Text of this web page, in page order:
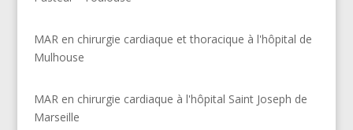
MAR en chirurgie cardiaque et thoracique à l'hôpital de
Mulhouse
MAR en chirurgie cardiaque à l'hôpital Saint Joseph de
Marseille